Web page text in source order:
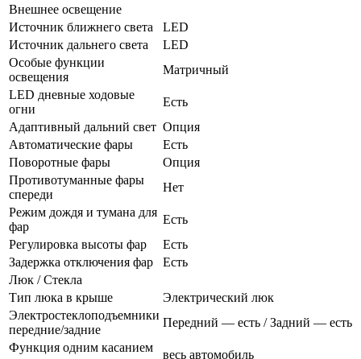
Внешнее освещение
Источник ближнего света
LED
Источник дальнего света
LED
Особые функции
освещения
Матричный
LED дневные ходовые
огни
Есть
Адаптивный дальний свет Опция
Автоматические фары
Есть
Поворотные фары
Опция
Противотуманные фары
спереди
Нет
Режим дождя и тумана для
фар
Есть
Регулировка высоты фар
Есть
Задержка отключения фар
Есть
Люк / Стекла
Тип люка в крыше
Электрический люк
Электростеклоподъемники
передние/задние
Передний — есть / Задний — есть
Функция одним касанием
весь автомобиль